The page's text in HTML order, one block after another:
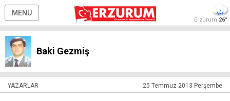
MENÜ
Erzurum 26°
Baki Gezmiş
YAZARLAR 25 Temmuz 2013 Perşembe